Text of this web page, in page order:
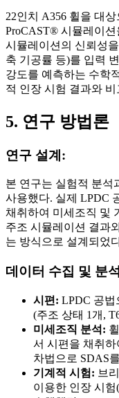
22인치 A356 휠을 대
ProCAST® 시뮬레이
시뮬레이션의 신뢰성
축 기공률 등)를 입력
강도를 예측하는 수학
적 인장 시험 결과와
5. 연구 방법론
연구 설계:
본 연구는 실험적 분석
사용했다. 실제 LPDC
채취하여 미세조직 및
주조 시뮬레이션 결과
는 방식으로 설계되었
데이터 수집 및 분
시편: LPDC 공법
(주조 상태 1개,
미세조직 분석:
서 시편을 채취
차법으로 SDAS
기계적 시험: 브
이용한 인장 시